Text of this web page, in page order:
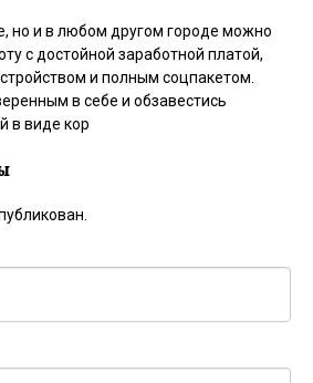
но и в любом другом городе можно
с достойной заработной платой,
и полным соцпакетом.
в себе и обзавестись
в виде кор